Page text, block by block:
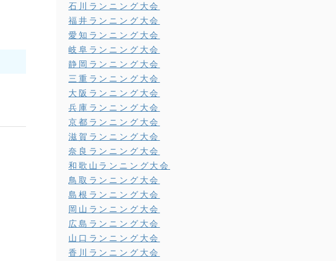
石川ランニング大会
福井ランニング大会
愛知ランニング大会
岐阜ランニング大会
静岡ランニング大会
三重ランニング大会
大阪ランニング大会
兵庫ランニング大会
京都ランニング大会
滋賀ランニング大会
奈良ランニング大会
和歌山ランニング大会
鳥取ランニング大会
島根ランニング大会
岡山ランニング大会
広島ランニング大会
山口ランニング大会
香川ランニング大会